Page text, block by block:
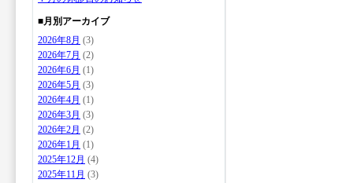
■月別アーカイブ
2026年8月 (3)
2026年7月 (2)
2026年6月 (1)
2026年5月 (3)
2026年4月 (1)
2026年3月 (3)
2026年2月 (2)
2026年1月 (1)
2025年12月 (4)
2025年11月 (3)